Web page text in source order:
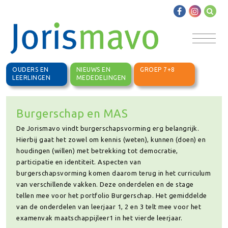
OUDERS EN
LEERLINGEN
NIEUWS EN
MEDEDELINGEN
GROEP 7+8
Burgerschap en MAS
De Jorismavo vindt burgerschapsvorming erg belangrijk.
Hierbij gaat het zowel om kennis (weten), kunnen (doen) en
houdingen (willen) met betrekking tot democratie,
participatie en identiteit. Aspecten van
burgerschapsvorming komen daarom terug in het curriculum
van verschillende vakken. Deze onderdelen en de stage
tellen mee voor het portfolio Burgerschap. Het gemiddelde
van de onderdelen van leerjaar 1, 2 en 3 telt mee voor het
examenvak maatschappijleer1 in het vierde leerjaar.